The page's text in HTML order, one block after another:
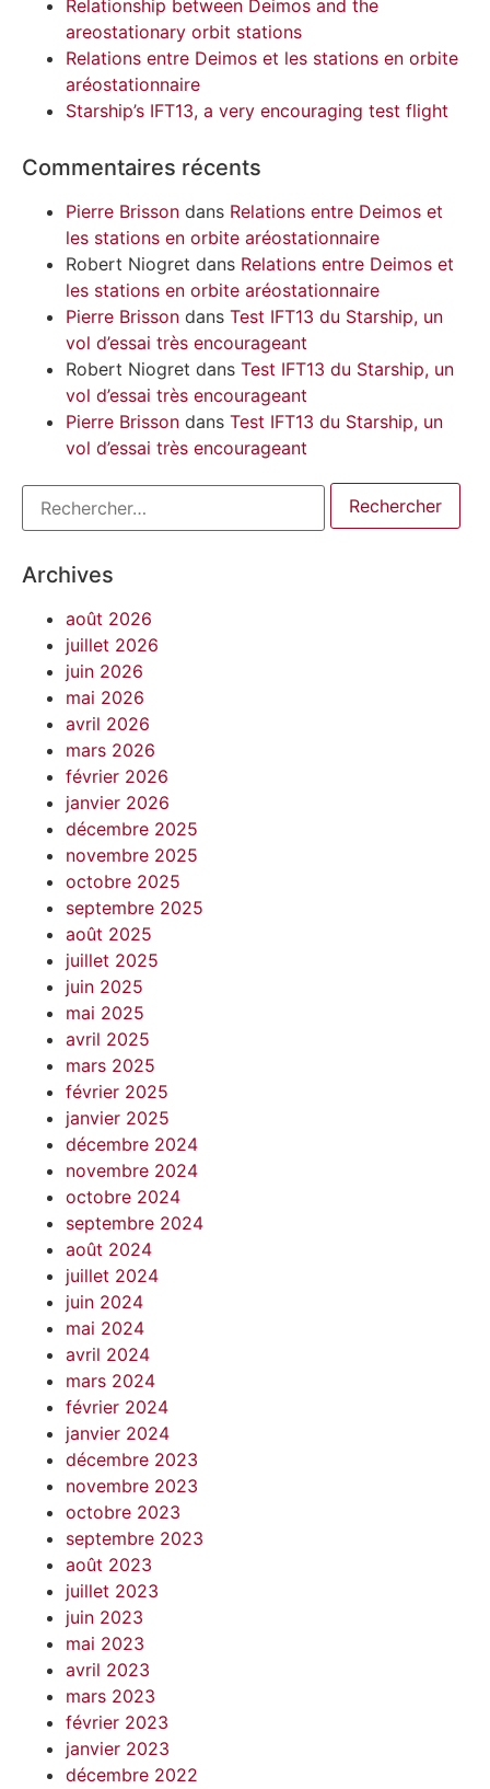
Relationship between Deimos and the
areostationary orbit stations
Relations entre Deimos et les stations en orbite
aréostationnaire
Starship’s IFT13, a very encouraging test flight
Commentaires récents
Pierre Brisson dans Relations entre Deimos et
les stations en orbite aréostationnaire
Robert Niogret dans Relations entre Deimos et
les stations en orbite aréostationnaire
Pierre Brisson dans Test IFT13 du Starship, un
vol d’essai très encourageant
Robert Niogret dans Test IFT13 du Starship, un
vol d’essai très encourageant
Pierre Brisson dans Test IFT13 du Starship, un
vol d’essai très encourageant
Archives
août 2026
juillet 2026
juin 2026
mai 2026
avril 2026
mars 2026
février 2026
janvier 2026
décembre 2025
novembre 2025
octobre 2025
septembre 2025
août 2025
juillet 2025
juin 2025
mai 2025
avril 2025
mars 2025
février 2025
janvier 2025
décembre 2024
novembre 2024
octobre 2024
septembre 2024
août 2024
juillet 2024
juin 2024
mai 2024
avril 2024
mars 2024
février 2024
janvier 2024
décembre 2023
novembre 2023
octobre 2023
septembre 2023
août 2023
juillet 2023
juin 2023
mai 2023
avril 2023
mars 2023
février 2023
janvier 2023
décembre 2022